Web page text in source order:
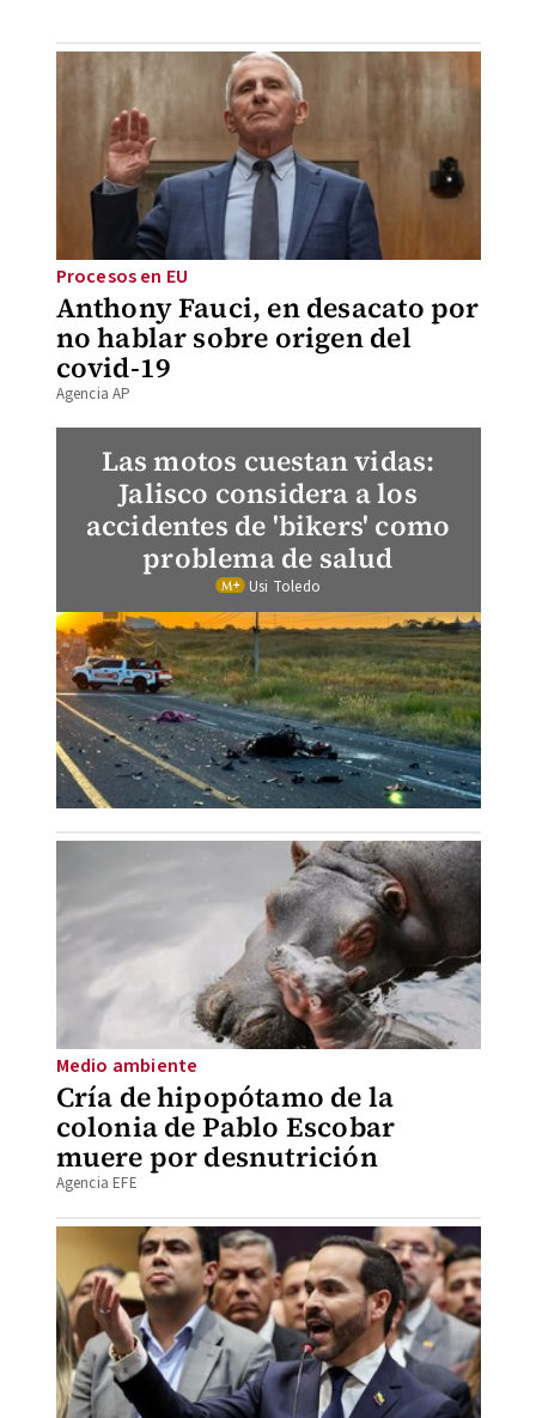
Anthony Fauci, en desacato por
no hablar sobre origen del
covid-19
Procesos en EU
Agencia AP
Las motos cuestan vidas:
Jalisco considera a los
accidentes de 'bikers' como
problema de salud
Usi Toledo
Cría de hipopótamo de la
colonia de Pablo Escobar
muere por desnutrición
Medio ambiente
Agencia EFE